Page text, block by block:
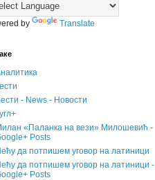
by Translate
- News - Новости
«Паланка на вези» Милошевић -
Posts
да потпишем уговор на латиници
да потпишем уговор на латиници -
Posts